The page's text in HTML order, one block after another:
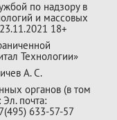
по надзору в
и массовых
18+
Технологии»
А. С.
органов (в том
почта:
633-57-57